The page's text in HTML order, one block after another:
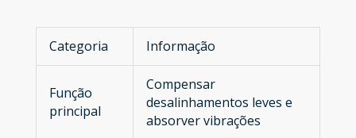
Categoria Informação
Função
principal
Compensar
desalinhamentos leves e
absorver vibrações